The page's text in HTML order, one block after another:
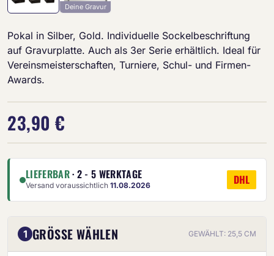
Deine Gravur
Pokal in Silber, Gold. Individuelle Sockelbeschriftung
auf Gravurplatte. Auch als 3er Serie erhältlich. Ideal für
Vereinsmeisterschaften, Turniere, Schul- und Firmen-
Awards.
23,90 €
LIEFERBAR· 2 - 5 WERKTAGE
Versand voraussichtlich 11.08.2026 DHL
1 GRÖSSE WÄHLEN GEWÄHLT: 25,5 CM